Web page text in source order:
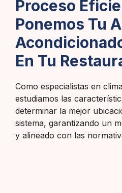
Proceso
Ponemos Tu
En Tu
Como especialistas en
estudiamos las
determinar la mejor
sistema, garantizando un
y alineado con las